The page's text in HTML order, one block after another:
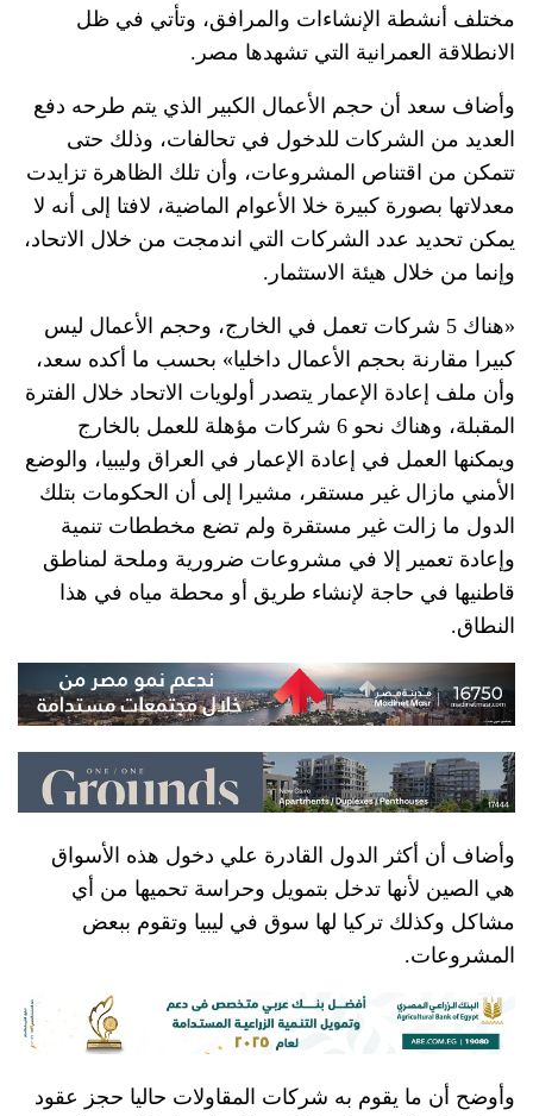
مختلف أنشطة الإنشاءات والمرافق، وتأتي في ظل
الانطلاقة العمرانية التي تشهدها مصر.
وأضاف سعد أن حجم الأعمال الكبير الذي يتم طرحه دفع
العديد من الشركات للدخول في تحالفات، وذلك حتى
تتمكن من اقتناص المشروعات، وأن تلك الظاهرة تزايدت
معدلاتها بصورة كبيرة خلا الأعوام الماضية، لافتا إلى أنه لا
يمكن تحديد عدد الشركات التي اندمجت من خلال الاتحاد،
وإنما من خلال هيئة الاستثمار.
«هناك 5 شركات تعمل في الخارج، وحجم الأعمال ليس
كبيرا مقارنة بحجم الأعمال داخليا» بحسب ما أكده سعد،
وأن ملف إعادة الإعمار يتصدر أولويات الاتحاد خلال الفترة
المقبلة، وهناك نحو 6 شركات مؤهلة للعمل بالخارج
ويمكنها العمل في إعادة الإعمار في العراق وليبيا، والوضع
الأمني مازال غير مستقر، مشيرا إلى أن الحكومات بتلك
الدول ما زالت غير مستقرة ولم تضع مخططات تنمية
وإعادة تعمير إلا في مشروعات ضرورية وملحة لمناطق
قاطنيها في حاجة لإنشاء طريق أو محطة مياه في هذا
النطاق.
وأضاف أن أكثر الدول القادرة علي دخول هذه الأسواق
هي الصين لأنها تدخل بتمويل وحراسة تحميها من أي
مشاكل وكذلك تركيا لها سوق في ليبيا وتقوم ببعض
المشروعات.
وأوضح أن ما يقوم به شركات المقاولات حاليا حجز عقود